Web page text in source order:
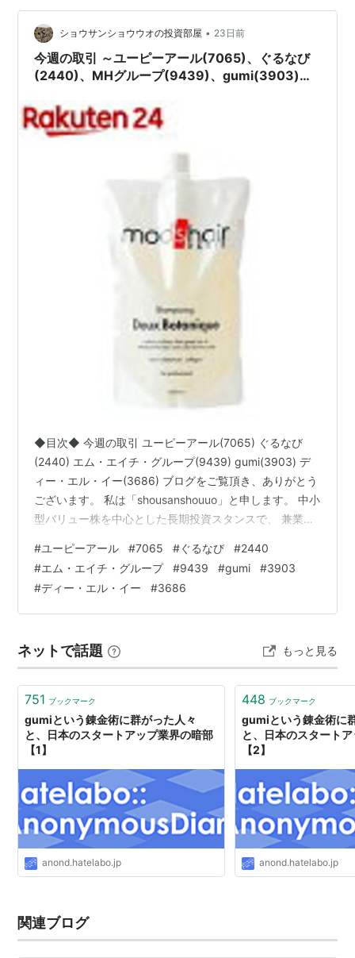
歌 初音ミク,GUMI(メグッポイド)
EXIT TUNESが 2011/01/19に発売した「ボカロネクサ
EXIT TUNES PRESENTS GUMism from Megpoid
ジャケットイラストレーター ： 左
というGUMI(メグッポイド)の初ベストアルバムを
ショウサンショウウオの投資部屋 • 23日前
今週の取引 ～ユーピーアール(7065)、ぐるなび
(2440)、MHグループ(9439)、gumi(3903)、
◆目次◆ 今週の取引 ユーピーアール(7065) ぐるなび
(2440) エム・エイチ・グループ(9439) gumi(3903) デ
ィー・エル・イー(3686) ブログをご覧頂き、ありがとう
ございます。 私は「shousanshouuo」と申します。 中小
型バリュー株を中心とした長期投資スタンスで、 兼業投
紹介記事が書き終わっていません・・・。 今回の記事で
は、 「今週の取引 ～ユーピーアール(7065)、ぐるなび
(2440)、MHグループ(9439)、gumi(3903)、DLE(3686)
～」 を公開しています。 ランキング参加中株式投資…
#ユーピーアール #7065 #ぐるなび #2440
#エム・エイチ・グループ #9439 #gumi #3903
#ディー・エル・イー #3686
ネットで話題 もっと見る
751 ブックマーク
gumiという錬金術に群がった人々
と、日本のスタートアップ業界の暗部
【1】
anond.hatelabo.jp
448 ブックマーク
gumiという錬金術に
と、日本のスタート
【2】
anond.hatelabo.jp
関連ブログ